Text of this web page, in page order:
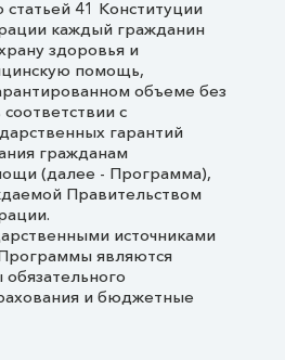
статьей 41 Конституции
каждый гражданин
здоровья и
помощь,
объеме без
с
гарантий
гражданам
(далее - Программа),
Правительством
источниками
являются
и бюджетные